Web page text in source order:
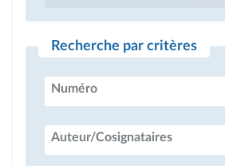
Recherche par critères
Numéro
Auteur/Cosignataires